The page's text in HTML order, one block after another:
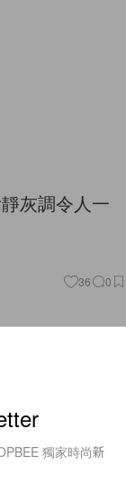
灰調令人一
36 0
獨家時尚新